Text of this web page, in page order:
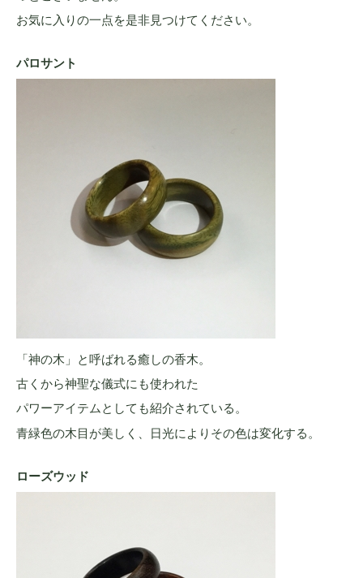
お気に入りの一点を是非見つけてください。
パロサント
「神の木」と呼ばれる癒しの香木。
古くから神聖な儀式にも使われた
パワーアイテムとしても紹介されている。
青緑色の木目が美しく、日光によりその色は変化する。
ローズウッド